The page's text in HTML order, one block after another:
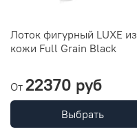
Лоток фигурный LUXE из
кожи Full Grain Black
От 22370 руб
Выбрать